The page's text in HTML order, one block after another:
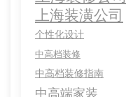
上海装潢公司
个性化设计
中高档装修
中高档装修指南
中高端家装